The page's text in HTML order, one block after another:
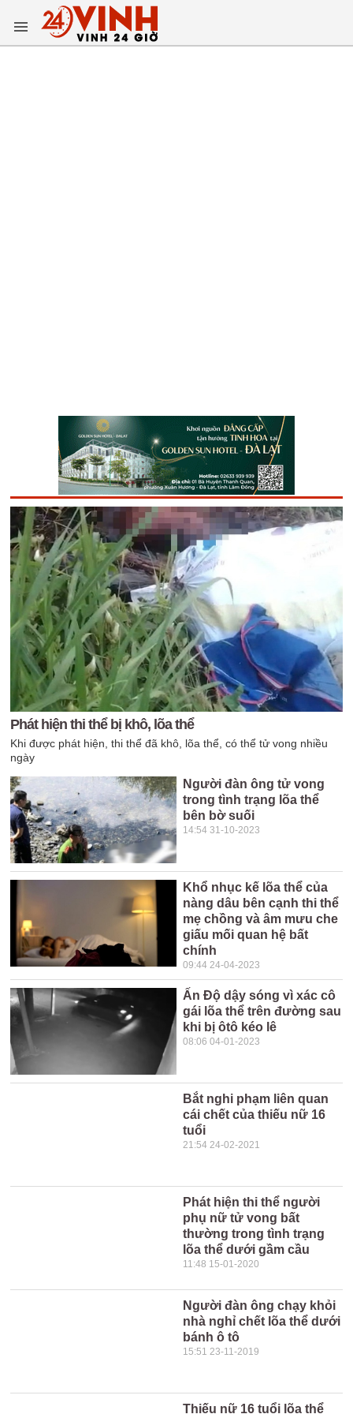
Phát hiện thi thể bị khô, lõa thể
Khi được phát hiện, thi thể đã khô, lõa thể, có thể tử vong nhiều
ngày
Người đàn ông tử vong
trong tình trạng lõa thể
bên bờ suối
14:54 31-10-2023
Khổ nhục kế lõa thể của
nàng dâu bên cạnh thi thể
mẹ chồng và âm mưu che
giấu mối quan hệ bất
chính
09:44 24-04-2023
Ấn Độ dậy sóng vì xác cô
gái lõa thể trên đường sau
khi bị ôtô kéo lê
08:06 04-01-2023
Bắt nghi phạm liên quan
cái chết của thiếu nữ 16
tuổi
21:54 24-02-2021
Phát hiện thi thể người
phụ nữ tử vong bất
thường trong tình trạng
lõa thể dưới gầm cầu
11:48 15-01-2020
Người đàn ông chạy khỏi
nhà nghỉ chết lõa thể dưới
bánh ô tô
15:51 23-11-2019
Thiếu nữ 16 tuổi lõa thể